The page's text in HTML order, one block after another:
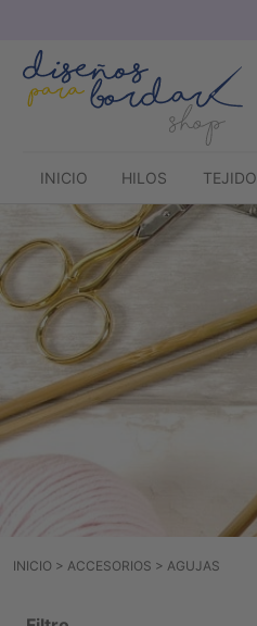
contenido
INICIO HILOS TEJIDO
INICIO > ACCESORIOS > AGUJAS